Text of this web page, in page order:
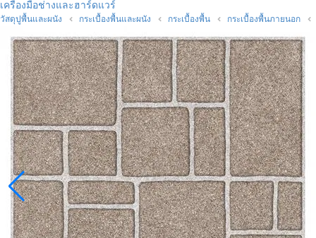
เครื่องมือช่างและฮาร์ดแวร์
วัสดุปูพื้นและผนัง กระเบื้องพื้นและผนัง กระเบื้องพื้น กระเบื้องพื้นภายนอก